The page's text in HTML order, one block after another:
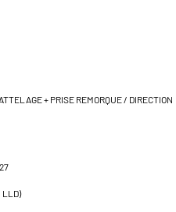
+ PRISE REMORQUE / DIRECTION
LLD)